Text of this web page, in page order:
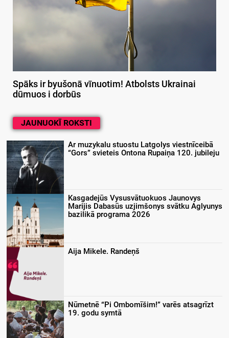
Spāks ir byušonā vīnuotim! Atbolsts Ukrainai
dūmuos i dorbūs
JAUNUOKĪ ROKSTI
Ar muzykalu stuostu Latgolys viestnīceibā
“Gors” svieteis Ontona Rupaiņa 120. jubileju
Kasgadejūs Vysusvātuokuos Jaunovys
Marijis Dabasūs uzjimšonys svātku Aglyunys
bazilikā programa 2026
Aija Mikele. Randeņš
Nūmetnē “Pi Ombomīšim!” varēs atsagrīzt
19. godu symtā